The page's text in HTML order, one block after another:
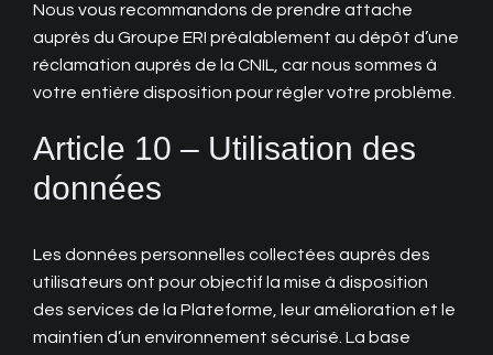
Nous vous recommandons de prendre attache
auprès du Groupe ERI préalablement au dépôt d’une
réclamation auprès de la CNIL, car nous sommes à
votre entière disposition pour régler votre problème.
Article 10 – Utilisation des
données
Les données personnelles collectées auprès des
utilisateurs ont pour objectif la mise à disposition
des services de la Plateforme, leur amélioration et le
maintien d’un environnement sécurisé. La base